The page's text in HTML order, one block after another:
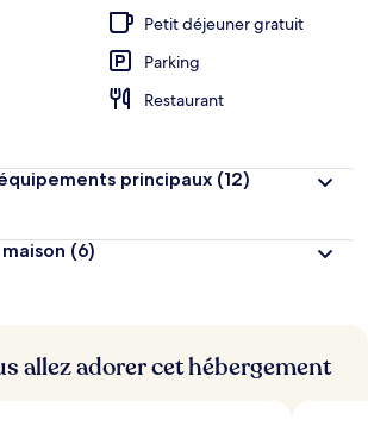
Petit déjeuner gratuit
Parking
Restaurant
principaux (12)
(6)
allez adorer cet hébergement